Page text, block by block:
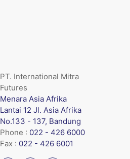
PT. International Mitra
Futures
Menara Asia Afrika
Lantai 12 Jl. Asia Afrika
No.133 - 137, Bandung
Phone : 022 - 426 6000
Fax : 022 - 426 6001